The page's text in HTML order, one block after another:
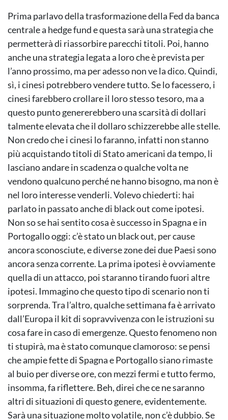
Prima parlavo della trasformazione della Fed da banca
centrale a hedge fund e questa sarà una strategia che
permetterà di riassorbire parecchi titoli. Poi, hanno
anche una strategia legata a loro che è prevista per
l’anno prossimo, ma per adesso non ve la dico. Quindi,
sì, i cinesi potrebbero vendere tutto. Se lo facessero, i
cinesi farebbero crollare il loro stesso tesoro, ma a
questo punto genererebbero una scarsità di dollari
talmente elevata che il dollaro schizzerebbe alle stelle.
Non credo che i cinesi lo faranno, infatti non stanno
più acquistando titoli di Stato americani da tempo, li
lasciano andare in scadenza o qualche volta ne
vendono qualcuno perché ne hanno bisogno, ma non è
nel loro interesse venderli. Volevo chiederti: hai
parlato in passato anche di black out come ipotesi.
Non so se hai sentito cosa è successo in Spagna e in
Portogallo oggi: c’è stato un black out, per cause
ancora sconosciute, e diverse zone dei due Paesi sono
ancora senza corrente. La prima ipotesi è ovviamente
quella di un attacco, poi staranno tirando fuori altre
ipotesi. Immagino che questo tipo di scenario non ti
sorprenda. Tra l’altro, qualche settimana fa è arrivato
dall’Europa il kit di sopravvivenza con le istruzioni su
cosa fare in caso di emergenze. Questo fenomeno non
ti stupirà, ma è stato comunque clamoroso: se pensi
che ampie fette di Spagna e Portogallo siano rimaste
al buio per diverse ore, con mezzi fermi e tutto fermo,
insomma, fa riflettere. Beh, direi che ce ne saranno
altri di situazioni di questo genere, evidentemente.
Sarà una situazione molto volatile, non c’è dubbio. Se